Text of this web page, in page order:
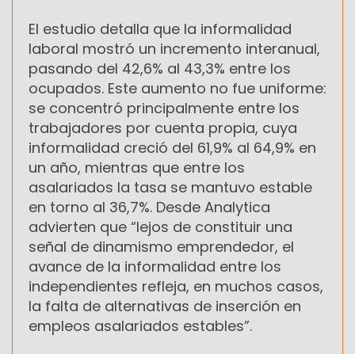
El estudio detalla que la informalidad
laboral mostró un incremento interanual,
pasando del 42,6% al 43,3% entre los
ocupados. Este aumento no fue uniforme:
se concentró principalmente entre los
trabajadores por cuenta propia, cuya
informalidad creció del 61,9% al 64,9% en
un año, mientras que entre los
asalariados la tasa se mantuvo estable
en torno al 36,7%. Desde Analytica
advierten que “lejos de constituir una
señal de dinamismo emprendedor, el
avance de la informalidad entre los
independientes refleja, en muchos casos,
la falta de alternativas de inserción en
empleos asalariados estables”.